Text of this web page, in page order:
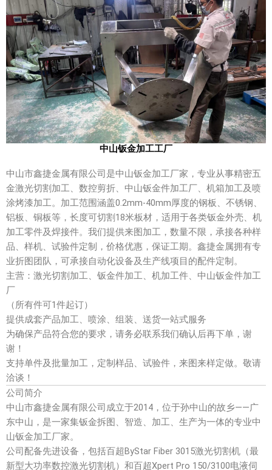
中山钣金加工工厂
中山市鑫捷金属有限公司是中山钣金加工厂家 ，专业从事精密五
金激光切割加工
数控剪折 中山钣金件加工厂 机箱加工 及喷
涂烤漆加工 。加工范围涵盖0.2mm-40mm厚度的钢板、不锈钢、
铝板、铜板等，长度可切割18米板材，适用于各类钣金外壳
机
加工零件及焊接件。我们提供来图加工 ，数量不限，承接各种样
品、样机、试验件定制，价格优惠，保证工期。鑫捷金属拥有专
业折图团队，可承接自动化设备及生产线项目 的配件定制。
主营 ： 激光切割加工 钣金件加工 机加工件
中山钣金件加工
厂
（所有件可1件起订）
提供成套产品加工、喷涂、组装、送货一站式服务
为确保产品符合您的要求，请务必联系我们确认后再下单，谢
谢！
支持单件及批量加工，定制样品、试验件， 来图来样定做。敬请
洽谈！
公司简介
中山市鑫捷金属有限公司成立于2014，位于孙中山的故乡——广
东中山 ，是一家集钣金拆图 、智造 加工 生产为一体的专业中
山钣金加工厂家。
公司配备先进设备，包括百超ByStar Fiber 3015激光切割机 （最
新型大功率数控激光切割机）和百超Xpert Pro 150/3100电液伺